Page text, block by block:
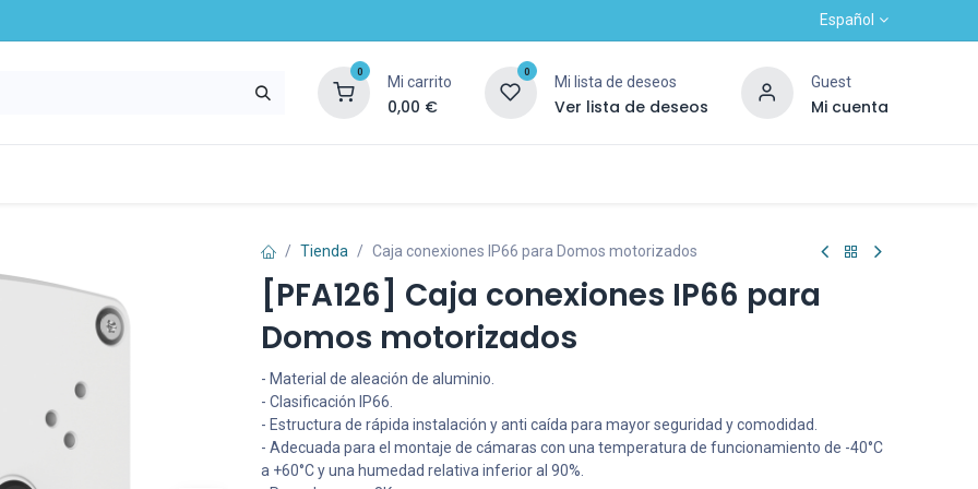
Español
0
Mi carrito
0,00 €
0
Mi lista de deseos
Ver lista de deseos
Guest
Mi cuenta
Tienda Caja conexiones IP66 para Domos motorizados
[PFA126] Caja conexiones IP66 para
Domos motorizados
- Material de aleación de aluminio.
- Clasificación IP66.
- Estructura de rápida instalación y anti caída para mayor seguridad y comodidad.
- Adecuada para el montaje de cámaras con una temperatura de funcionamiento de -40°C
a +60°C y una humedad relativa inferior al 90%.